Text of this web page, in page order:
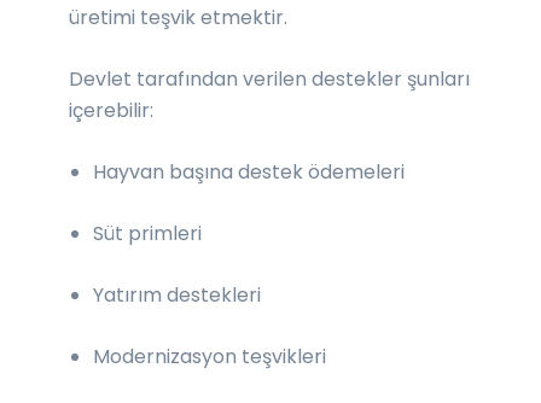
üretimi teşvik etmektir.
Devlet tarafından verilen destekler şunları
içerebilir:
Hayvan başına destek ödemeleri
Süt primleri
Yatırım destekleri
Modernizasyon teşvikleri